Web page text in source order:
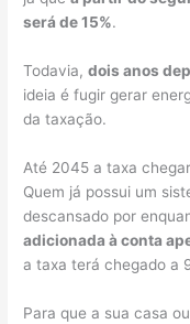
será de 15%.
Todavia,dois anos
ideia é fugir gerar
da taxação.
Até 2045 a taxa
Quem já possui um
descansado por
adicionada à conta
a taxa terá chegado a
Para que a sua casa